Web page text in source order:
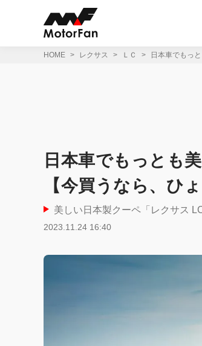
HOME レクサス ＬＣ 日本車でもっ
日本車でもっとも
【今買うなら、ひ
美しい日本製クーペ「レクサス
2023.11.24 16:40